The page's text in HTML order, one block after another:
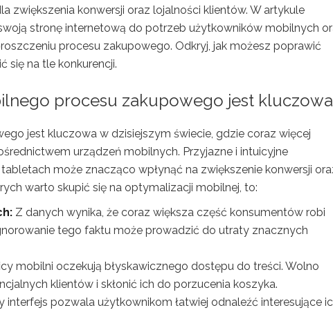
zwiększenia konwersji oraz lojalności klientów. W artykule
stronę internetową do potrzeb użytkowników mobilnych
procesu zakupowego. Odkryj, jak możesz poprawić
się na tle konkurencji.
procesu zakupowego jest
jest kluczowa w dzisiejszym świecie, gdzie coraz więcej
urządzeń mobilnych. Przyjazne i intuicyjne
może znacząco wpłynąć na zwiększenie konwersji
warto skupić się na optymalizacji mobilnej, to:
Z danych wynika, że coraz większa część konsumentów robi
tego faktu może prowadzić do utraty znacznych
mobilni oczekują błyskawicznego dostępu do treści. Wolno
klientów i skłonić ich do porzucenia koszyka.
interfejs pozwala użytkownikom łatwiej odnaleźć interesujące